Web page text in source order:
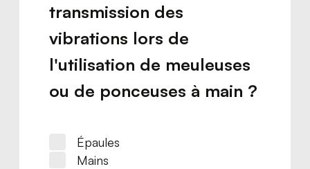
Nous joindre
transmission des
vibrations lors de
l'utilisation de meuleuses
ou de ponceuses à main ?
Épaules
Mains